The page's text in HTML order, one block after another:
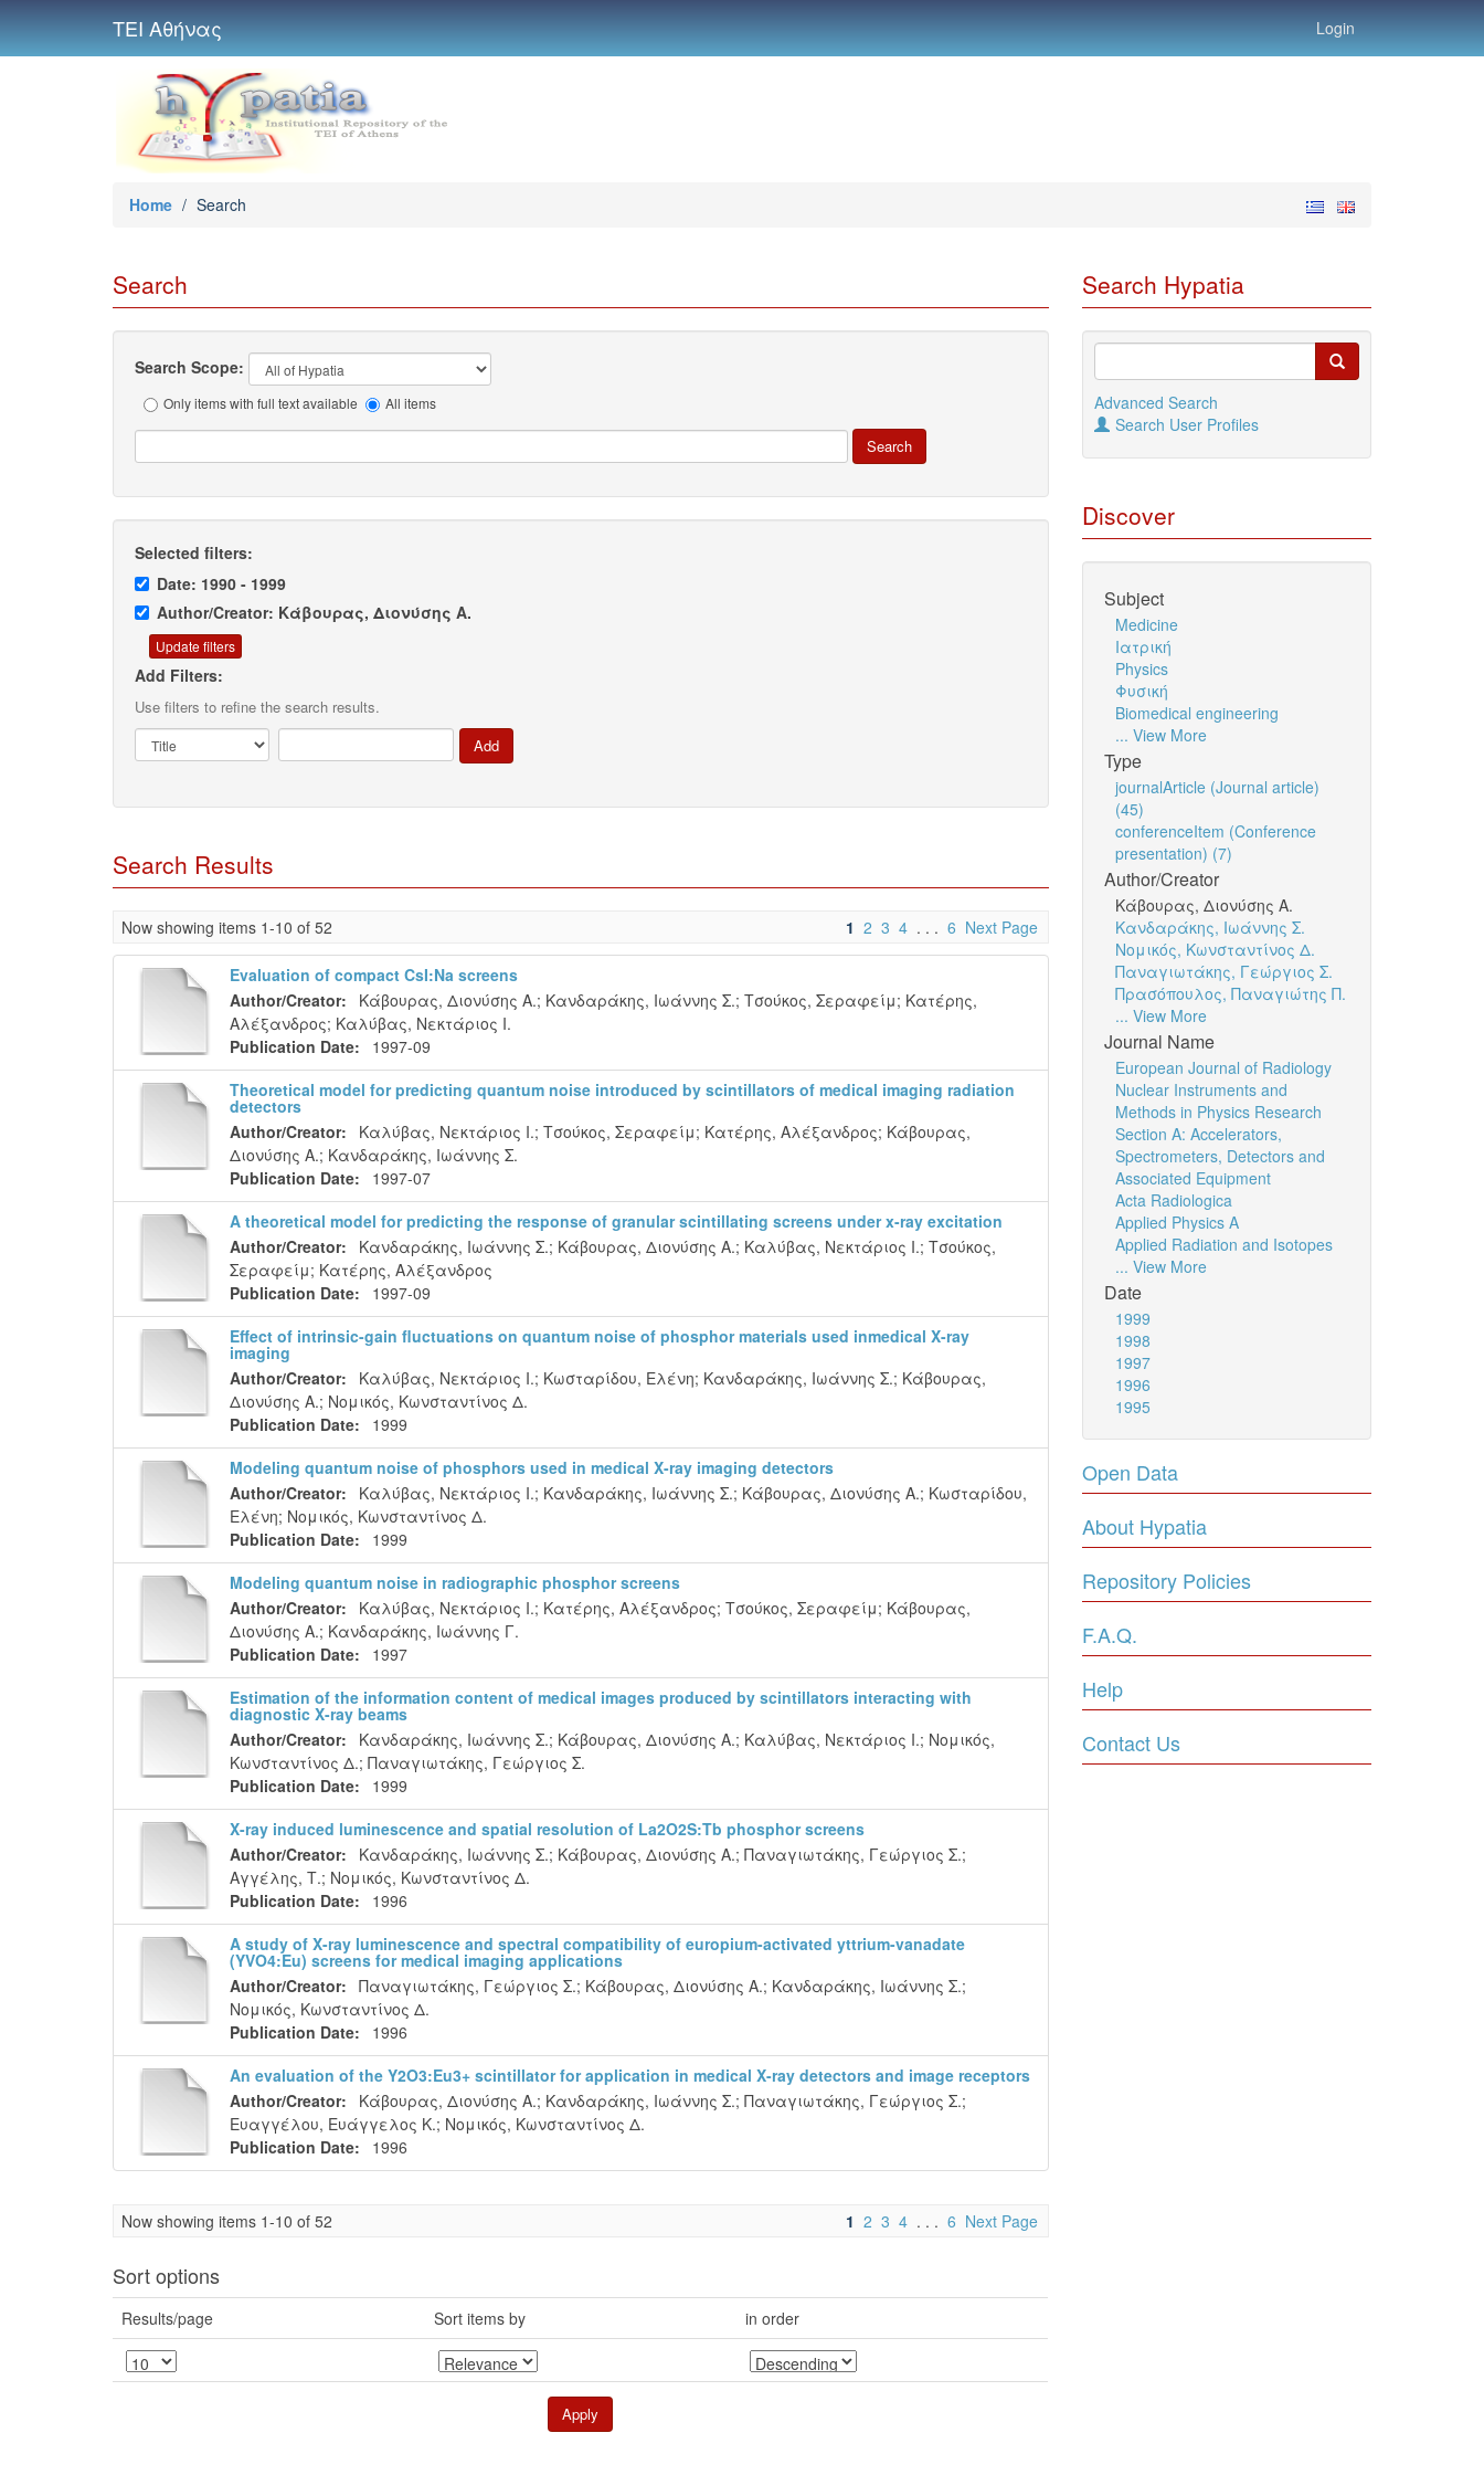
ΤΕΙ Αθήνας Login
Home / Search
Search
Search Scope:
Only items with full text available All items
Selected filters:
Date: 1990 - 1999
Author/Creator: Κάβουρας, Διονύσης Α.
Add Filters:
Use filters to refine the search results.
Search Results
Now showing items 1-10 of 52 1 2 3 4 . . . 6 Next Page
Evaluation of compact CsI:Na screens
Author/Creator:
Κάβουρας, Διονύσης Α.; Κανδαράκης, Ιωάννης Σ.; Τσούκος, Σεραφείμ; Κατέρης,
Αλέξανδρος; Καλύβας, Νεκτάριος Ι.
Publication Date:
1997-09
Theoretical model for predicting quantum noise introduced by scintillators of medical imaging radiation
detectors
Author/Creator:
Καλύβας, Νεκτάριος Ι.; Τσούκος, Σεραφείμ; Κατέρης, Αλέξανδρος; Κάβουρας,
Διονύσης Α.; Κανδαράκης, Ιωάννης Σ.
Publication Date:
1997-07
A theoretical model for predicting the response of granular scintillating screens under x-ray excitation
Author/Creator:
Κανδαράκης, Ιωάννης Σ.; Κάβουρας, Διονύσης Α.; Καλύβας, Νεκτάριος Ι.; Τσούκος,
Σεραφείμ; Κατέρης, Αλέξανδρος
Publication Date:
1997-09
Effect of intrinsic-gain fluctuations on quantum noise of phosphor materials used inmedical X-ray
imaging
Author/Creator:
Καλύβας, Νεκτάριος Ι.; Κωσταρίδου, Ελένη; Κανδαράκης, Ιωάννης Σ.; Κάβουρας,
Διονύσης Α.; Νομικός, Κωνσταντίνος Δ.
Publication Date:
1999
Modeling quantum noise of phosphors used in medical X-ray imaging detectors
Author/Creator:
Καλύβας, Νεκτάριος Ι.; Κανδαράκης, Ιωάννης Σ.; Κάβουρας, Διονύσης Α.; Κωσταρίδου,
Ελένη; Νομικός, Κωνσταντίνος Δ.
Publication Date:
1999
Modeling quantum noise in radiographic phosphor screens
Author/Creator:
Καλύβας, Νεκτάριος Ι.; Κατέρης, Αλέξανδρος; Τσούκος, Σεραφείμ; Κάβουρας,
Διονύσης Α.; Κανδαράκης, Ιωάννης Γ.
Publication Date:
1997
Estimation of the information content of medical images produced by scintillators interacting with
diagnostic X-ray beams
Author/Creator:
Κανδαράκης, Ιωάννης Σ.; Κάβουρας, Διονύσης Α.; Καλύβας, Νεκτάριος Ι.; Νομικός,
Κωνσταντίνος Δ.; Παναγιωτάκης, Γεώργιος Σ.
Publication Date:
1999
X-ray induced luminescence and spatial resolution of La2O2S:Tb phosphor screens
Author/Creator:
Κανδαράκης, Ιωάννης Σ.; Κάβουρας, Διονύσης Α.; Παναγιωτάκης, Γεώργιος Σ.;
Αγγέλης, Τ.; Νομικός, Κωνσταντίνος Δ.
Publication Date:
1996
A study of X-ray luminescence and spectral compatibility of europium-activated yttrium-vanadate
(YVO4:Eu) screens for medical imaging applications
Author/Creator: Παναγιωτάκης, Γεώργιος Σ.; Κάβουρας, Διονύσης Α.; Κανδαράκης, Ιωάννης Σ.;
Νομικός, Κωνσταντίνος Δ.
Publication Date:
1996
An evaluation of the Y2O3:Eu3+ scintillator for application in medical X-ray detectors and image receptors
Author/Creator:
Κάβουρας, Διονύσης Α.; Κανδαράκης, Ιωάννης Σ.; Παναγιωτάκης, Γεώργιος Σ.;
Ευαγγέλου, Ευάγγελος Κ.; Νομικός, Κωνσταντίνος Δ.
Publication Date:
1996
Now showing items 1-10 of 52 1 2 3 4 . . . 6 Next Page
Sort options
Results/page Sort items by in order
Search Hypatia
Advanced Search
Search User Profiles
Discover
Subject
Medicine
Ιατρική
Physics
Φυσική
Biomedical engineering
... View More
Type
journalArticle (Journal article)
(45)
conferenceItem (Conference
presentation) (7)
Author/Creator
Κάβουρας, Διονύσης Α.
Κανδαράκης, Ιωάννης Σ.
Νομικός, Κωνσταντίνος Δ.
Παναγιωτάκης, Γεώργιος Σ.
Πρασόπουλος, Παναγιώτης Π.
... View More
Journal Name
European Journal of Radiology
Nuclear Instruments and
Methods in Physics Research
Section A: Accelerators,
Spectrometers, Detectors and
Associated Equipment
Acta Radiologica
Applied Physics A
Applied Radiation and Isotopes
... View More
Date
1999
1998
1997
1996
1995
Open Data
About Hypatia
Repository Policies
F.A.Q.
Help
Contact Us